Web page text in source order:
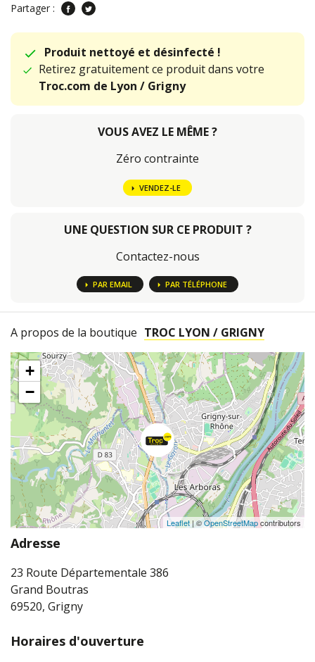
Partager :
Produit nettoyé et désinfecté !
Retirez gratuitement ce produit dans votre
Troc.com de Lyon / Grigny
VOUS AVEZ LE MÊME ?
Zéro contrainte
VENDEZ-LE
UNE QUESTION SUR CE PRODUIT ?
Contactez-nous
PAR EMAIL PAR TÉLÉPHONE
A propos de la boutique TROC LYON / GRIGNY
+
−
Leaflet | ©OpenStreetMapcontributors
Adresse
23 Route Départementale 386
Grand Boutras
69520, Grigny
Horaires d'ouverture